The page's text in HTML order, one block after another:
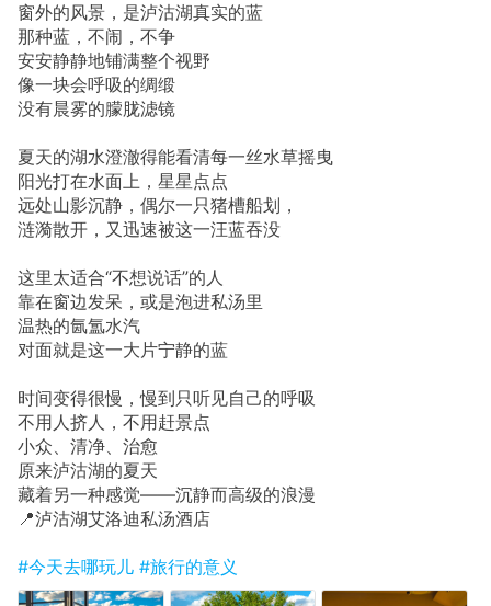
窗外的风景，是泸沽湖真实的蓝
那种蓝，不闹，不争
安安静静地铺满整个视野
像一块会呼吸的绸缎
没有晨雾的朦胧滤镜
夏天的湖水澄澈得能看清每一丝水草摇曳
阳光打在水面上，星星点点
远处山影沉静，偶尔一只猪槽船划，
涟漪散开，又迅速被这一汪蓝吞没
这里太适合“不想说话”的人
靠在窗边发呆，或是泡进私汤里
温热的氤氲水汽
对面就是这一大片宁静的蓝
时间变得很慢，慢到只听见自己的呼吸
不用人挤人，不用赶景点
小众、清净、治愈
原来泸沽湖的夏天
藏着另一种感觉——沉静而高级的浪漫
📍泸沽湖艾洛迪私汤酒店
#今天去哪玩儿 #旅行的意义